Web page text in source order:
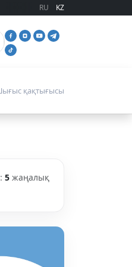
RU KZ
қақтығысы
5 жаңалық